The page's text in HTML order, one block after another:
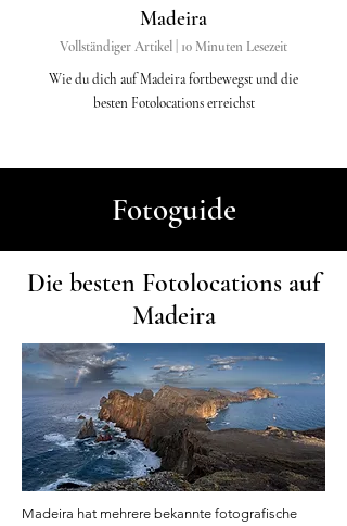
Madeira
Vollständiger Artikel | 10 Minuten Lesezeit
Wie du dich auf Madeira fortbewegst und die
besten Fotolocations erreichst
Fotoguide
Die besten Fotolocations auf
Madeira
Madeira hat mehrere bekannte fotografische